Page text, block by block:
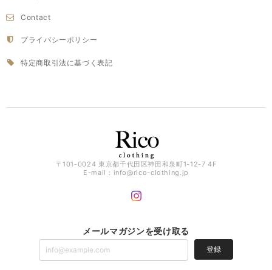
Contact
プライバシーポリシー
特定商取引法に基づく表記
〒101-0024 東京都千代田区神田和泉町1-12-7 4F
E-mail： info@rico-clothing.jp
メールマガジンを受け取る
登録